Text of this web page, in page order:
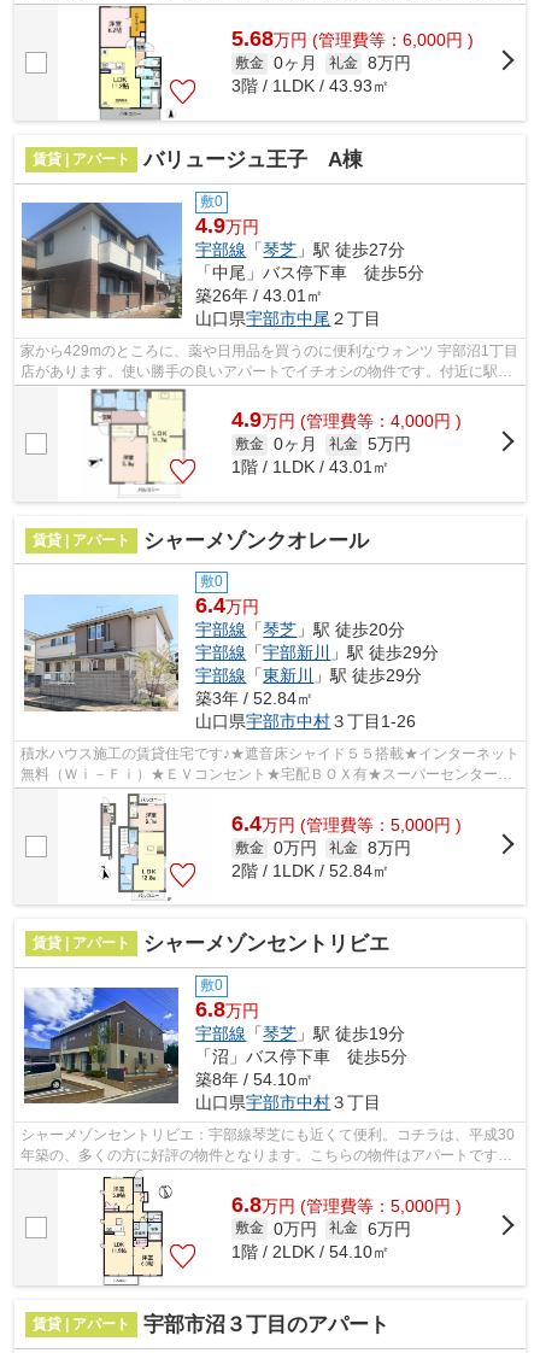
有（民間業者回収）
5.68万円 (管理費等：6,000円 )
敷金 0ヶ月 礼金 8万円
3階 / 1LDK / 43.93㎡
賃貸 | アパート バリュージュ王子 A棟
敷0
4.9万円
宇部線 「琴芝 」駅 徒歩27分
「中尾」バス停下車 徒歩5分
築26年 / 43.01㎡
山口県宇部市中尾 ２丁目
家から429mのところに、薬や日用品を買うのに便利なウォンツ 宇部沼1丁目
店があります。使い勝手の良いアパートでイチオシの物件です。付近に駅が
2つあるので、用途や行き先によって経...
4.9万円 (管理費等：4,000円 )
敷金 0ヶ月 礼金 5万円
1階 / 1LDK / 43.01㎡
賃貸 | アパート シャーメゾンクオレール
敷0
6.4万円
宇部線 「琴芝 」駅 徒歩20分
宇部線 「宇部新川
」駅 徒歩29分
宇部線 「東新川
」駅 徒歩29分
築3年 / 52.84㎡
山口県宇部市中村３丁目1-26
積水ハウス施工の賃貸住宅です♪★遮音床シャイド５５搭載★インターネット
無料（Ｗｉ－Ｆｉ）★ＥＶコンセント★宅配ＢＯＸ有★スーパーセンタート
ライアル宇部店まで徒歩７分（５６０ｍ）★...
6.4万円 (管理費等：5,000円 )
敷金 0万円 礼金 8万円
2階 / 1LDK / 52.84㎡
賃貸 | アパート シャーメゾンセントリビエ
敷0
6.8万円
宇部線 「琴芝 」駅 徒歩19分
「沼」バス停下車 徒歩5分
築8年 / 54.10㎡
山口県宇部市中村３丁目
シャーメゾンセントリビエ：宇部線琴芝にも近くて便利。コチラは、平成30
年築の、多くの方に好評の物件となります。こちらの物件はアパートです。
快適さを求めるなら、ゴミ捨てが楽な...
6.8万円 (管理費等：5,000円 )
敷金 0万円 礼金 6万円
1階 / 2LDK / 54.10㎡
賃貸 | アパート 宇部市沼３丁目のアパート